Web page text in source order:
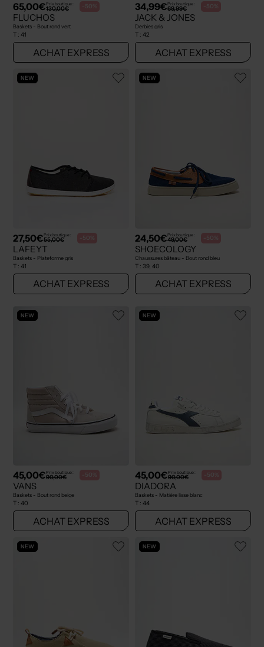
65,00€Prix boutique :
130,00€ -50%
FLUCHOS
Baskets - Bout rond vert
T : 41
ACHAT EXPRESS
34,99€Prix boutique :
69,99€ -50%
JACK & JONES
Derbies gris
T : 42
ACHAT EXPRESS
NEW
27,50€Prix boutique :
55,00€ -50%
LAFEYT
Baskets - Plateforme gris
T : 41
ACHAT EXPRESS
NEW
24,50€Prix boutique :
49,00€ -50%
SHOECOLOGY
Chaussures bâteau - Bout rond bleu
T : 39, 40
ACHAT EXPRESS
NEW
45,00€Prix boutique :
90,00€ -50%
VANS
Baskets - Bout rond beige
T : 40
ACHAT EXPRESS
NEW
45,00€Prix boutique :
90,00€ -50%
DIADORA
Baskets - Matière lisse blanc
T : 44
ACHAT EXPRESS
NEW NEW